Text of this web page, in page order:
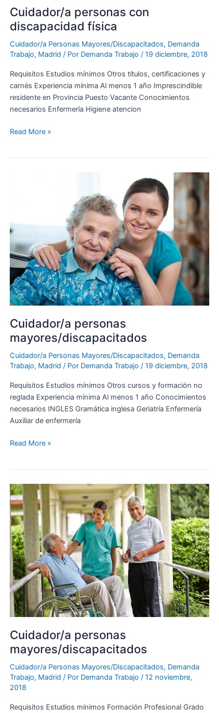
Cuidador/a personas con
discapacidad física
Cuidador/a Personas Mayores/Discapacitados, Demanda
Trabajo, Madrid / Por Demanda Trabajo / 19 diciembre, 2018
Requisitos Estudios mínimos Otros títulos, certificaciones y
carnés Experiencia mínima Al menos 1 año Imprescindible
residente en Provincia Puesto Vacante Conocimientos
necesarios Enfermería Higiene atencion
Read More »
Cuidador/a personas
mayores/discapacitados
Cuidador/a Personas Mayores/Discapacitados, Demanda
Trabajo, Madrid / Por Demanda Trabajo / 19 diciembre, 2018
Requisitos Estudios mínimos Otros cursos y formación no
reglada Experiencia mínima Al menos 1 año Conocimientos
necesarios INGLES Gramática inglesa Geriatría Enfermería
Auxiliar de enfermería
mayores/discapacitados
Read More »
Cuidador/a personas
mayores/discapacitados
Cuidador/a Personas Mayores/Discapacitados, Demanda
Trabajo, Madrid / Por Demanda Trabajo / 12 noviembre,
2018
Requisitos Estudios mínimos Formación Profesional Grado
Cuidador/a
personas
mayores/discapacitados